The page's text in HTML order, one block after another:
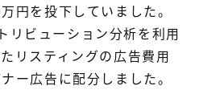
円を投下していました。
リビューション分析を利用
リスティングの広告費用
ー広告に配分しました。